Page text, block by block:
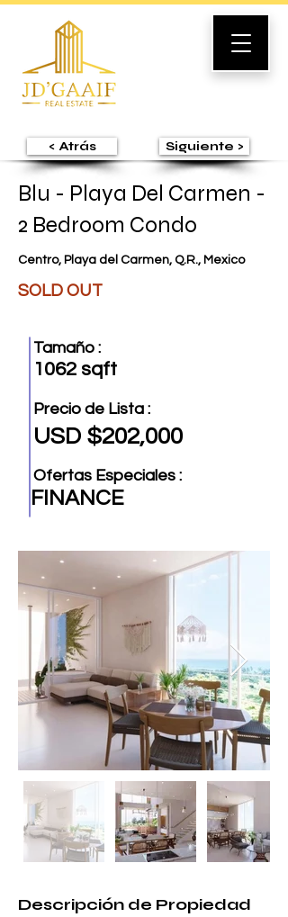
< Atrás Siguiente >
Blu - Playa Del Carmen -
2 Bedroom Condo
Centro, Playa del Carmen, Q.R., Mexico
SOLD OUT
Tamaño :
1062 sqft
Precio de Lista :
USD $202,000
Ofertas Especiales :
FINANCE
Descripción de Propiedad